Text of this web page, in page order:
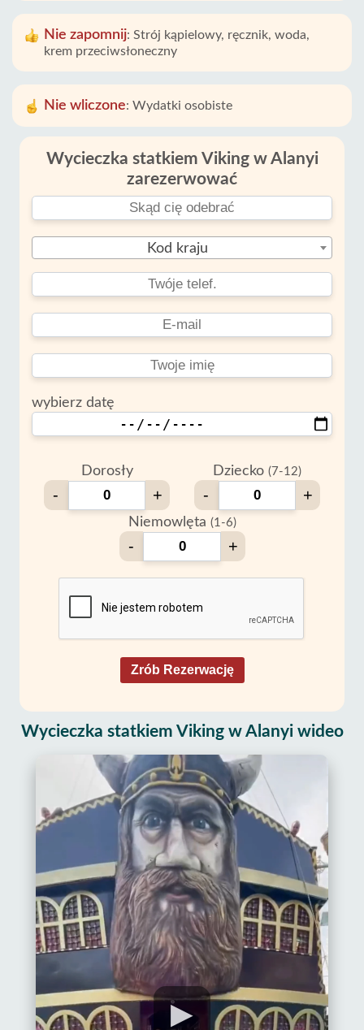
Nie zapomnij: Strój kąpielowy, ręcznik, woda,
krem ​​​​przeciwsłoneczny
Nie wliczone: Wydatki osobiste
Wycieczka statkiem Viking w Alanyi
zarezerwować
Kod kraju
wybierz datę
Dorosły
- +
Dziecko (7-12)
- +
Niemowlęta (1-6)
- +
Zrób Rezerwację
Wycieczka statkiem Viking w Alanyi wideo
▶